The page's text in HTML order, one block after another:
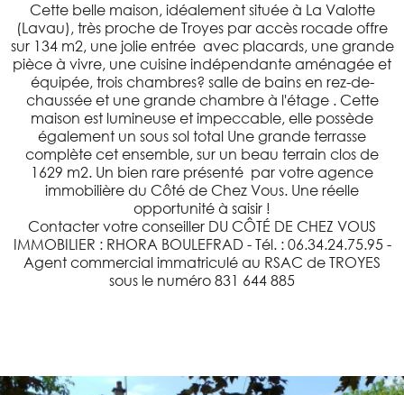
Cette belle maison, idéalement située à La Valotte
(Lavau), très proche de Troyes par accès rocade offre
sur 134 m2, une jolie entrée avec placards, une grande
pièce à vivre, une cuisine indépendante aménagée et
équipée, trois chambres? salle de bains en rez-de-
chaussée et une grande chambre à l'étage . Cette
maison est lumineuse et impeccable, elle possède
également un sous sol total Une grande terrasse
complète cet ensemble, sur un beau terrain clos de
1629 m2. Un bien rare présenté par votre agence
immobilière du Côté de Chez Vous. Une réelle
opportunité à saisir !
Contacter votre conseiller DU CÔTÉ DE CHEZ VOUS
IMMOBILIER : RHORA BOULEFRAD - Tél. : 06.34.24.75.95 -
Agent commercial immatriculé au RSAC de TROYES
sous le numéro 831 644 885